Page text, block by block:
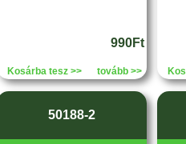
990Ft
Kosárba tesz >> tovább >>
50188-2